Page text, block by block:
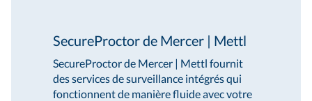
SecureProctor de Mercer | Mettl
SecureProctor de Mercer | Mettl fournit
des services de surveillance intégrés qui
fonctionnent de manière fluide avec votre